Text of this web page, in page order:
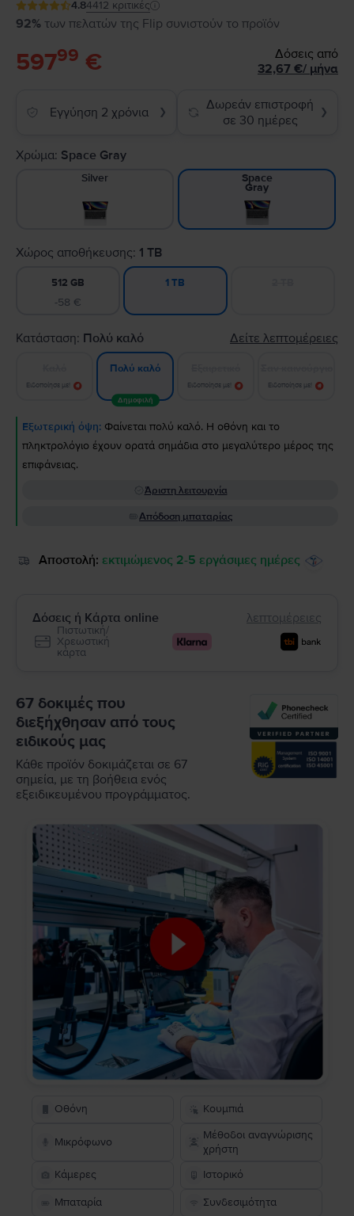
4.84412 κριτικές
92% των πελατών της Flip συνιστούν το προϊόν
59799 €
Δόσεις από
32,67 €/ μήνα
Εγγύηση 2 χρόνια ❯
Δωρεάν επιστροφή
σε 30 ημέρες
❯
Χρώμα: Space Gray
Silver Space
Gray
Χώρος αποθήκευσης: 1 TB
512 GB
-58 €
1 TB
Κατάσταση: Πολύ καλό Δείτε λεπτομέρειες
Ειδοποίησε με!
Πολύ καλό
Δημοφιλή
Ειδοποίησε με! Ειδοποίησε με!
Εξωτερική όψη: Φαίνεται πολύ καλό. Η οθόνη και το
πληκτρολόγιο έχουν ορατά σημάδια στο μεγαλύτερο μέρος της
επιφάνειας.
Άριστη λειτουργία
Απόδοση μπαταρίας
Αποστολή: εκτιμώμενος 2-5 εργάσιμες ημέρες
Δόσεις ή Κάρτα online λεπτομέρειες
Πιστωτική/
Χρεωστική
κάρτα
67 δοκιμές που
διεξήχθησαν από τους
ειδικούς μας
Κάθε προϊόν δοκιμάζεται σε 67
σημεία, με τη βοήθεια ενός
εξειδικευμένου προγράμματος.
Οθόνη Κουμπιά
Μικρόφωνο
Μέθοδοι αναγνώρισης
χρήστη
Κάμερες
Ιστορικό
Μπαταρία Συνδεσιμότητα